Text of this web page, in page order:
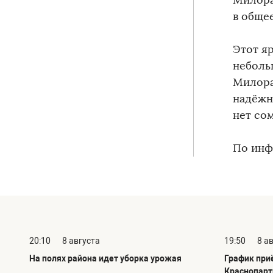
в
Этот
нет
По
20:10
8 августа
На полях района идет уборка урожая
19:50
8
График